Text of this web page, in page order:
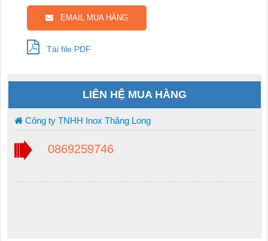
EMAIL MUA HÀNG
Tải file PDF
LIÊN HỆ MUA HÀNG
Công ty TNHH Inox Thăng Long
0869259746